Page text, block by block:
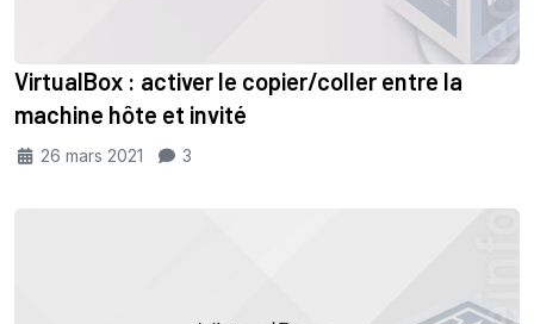
VirtualBox : activer le copier/coller entre la
machine hôte et invité
26 mars 2021 3